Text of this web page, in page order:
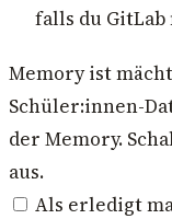
falls du
Memory ist
Schüler:innen-
der Memory.
aus.
Als erledigt